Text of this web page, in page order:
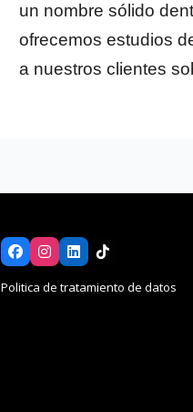
un nombre sólido
ofrecemos estudios
a nuestros clientes
Politica de tratamiento de datos